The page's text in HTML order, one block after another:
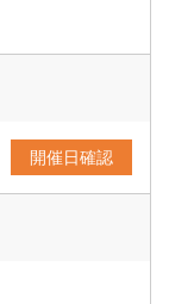
開催日確認